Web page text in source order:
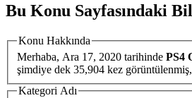
Bu Konu Sayfasındaki
Konu Hakkında
Merhaba, Ara 17, 2020 tarihinde PS4
Kategori Adı